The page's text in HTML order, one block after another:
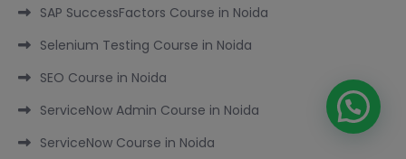
SAP SuccessFactors Course in Noida
Selenium Testing Course in Noida
SEO Course in Noida
ServiceNow Admin Course in Noida
ServiceNow Course in Noida